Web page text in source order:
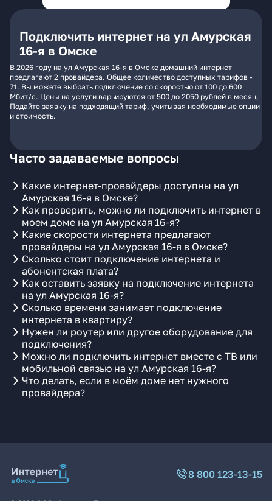
Подключить интернет на ул Амурская
16-я в Омске
В 2026 году на ул Амурская 16-я в Омске домашний интернет
предлагают 2 провайдера. Общее количество доступных тарифов -
71. Вы можете выбрать подключение со скоростью от 100 до 600
Мбит/с. Цены на услуги варьируются от 500 до 2050 рублей в месяц.
Подайте заявку на подходящий тариф, учитывая необходимые опции
и стоимость.
Часто задаваемые вопросы
Какие интернет-провайдеры доступны на ул
Амурская 16-я в Омске?
Как проверить, можно ли подключить интернет в
моем доме на ул Амурская 16-я?
Какие скорости интернета предлагают
провайдеры на ул Амурская 16-я в Омске?
Сколько стоит подключение интернета и
абонентская плата?
Как оставить заявку на подключение интернета
на ул Амурская 16-я?
Сколько времени занимает подключение
интернета в квартиру?
Нужен ли роутер или другое оборудование для
подключения?
Можно ли подключить интернет вместе с ТВ или
мобильной связью на ул Амурская 16-я?
Что делать, если в моём доме нет нужного
провайдера?
8 800 123-13-15